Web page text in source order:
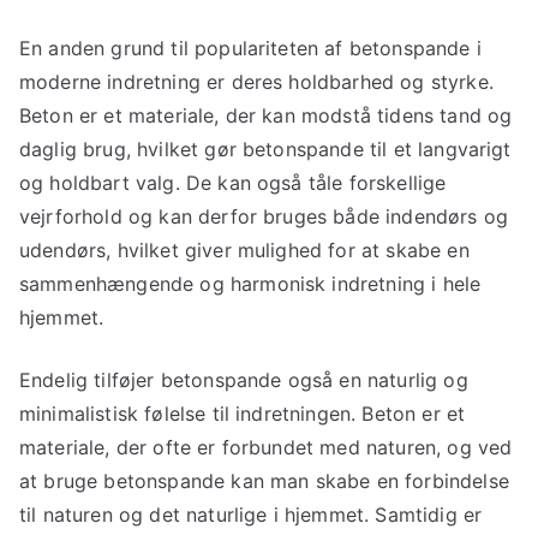
En anden grund til populariteten af betonspande i
moderne indretning er deres holdbarhed og styrke.
Beton er et materiale, der kan modstå tidens tand og
daglig brug, hvilket gør betonspande til et langvarigt
og holdbart valg. De kan også tåle forskellige
vejrforhold og kan derfor bruges både indendørs og
udendørs, hvilket giver mulighed for at skabe en
sammenhængende og harmonisk indretning i hele
hjemmet.
Endelig tilføjer betonspande også en naturlig og
minimalistisk følelse til indretningen. Beton er et
materiale, der ofte er forbundet med naturen, og ved
at bruge betonspande kan man skabe en forbindelse
til naturen og det naturlige i hjemmet. Samtidig er